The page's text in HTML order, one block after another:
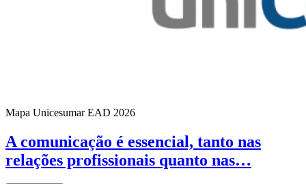
Mapa Unicesumar EAD 2026
A comunicação é essencial, tanto nas
relações profissionais quanto nas…